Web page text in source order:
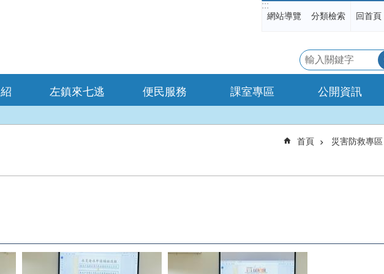
:::
網站導覽 分類檢索 回首頁
左鎮來七逃 便民服務 課室專區 公開資訊
首頁 災害防救專區